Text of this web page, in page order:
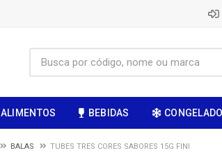
ALIMENTOS BEBIDAS
BALAS TUBES TRES CORES SABORES 15G FINI